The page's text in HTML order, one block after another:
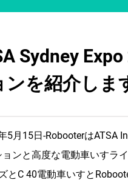
Sydney
を紹介しま
5月15日-RobooterはATSA
ンと高度な電動車いすラ
とC 40電動車いすと